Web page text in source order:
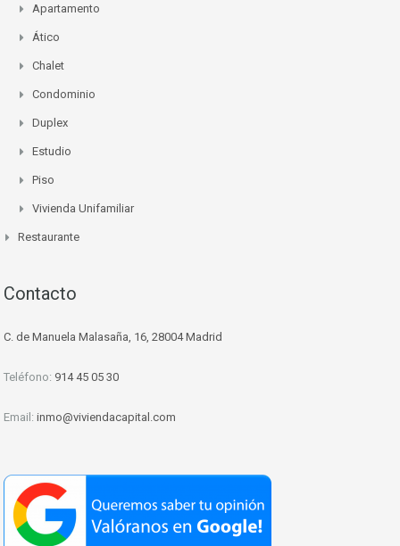
Apartamento
Ático
Chalet
Condominio
Duplex
Estudio
Piso
Vivienda Unifamiliar
Restaurante
Contacto
C. de Manuela Malasaña, 16, 28004 Madrid
Teléfono: 914 45 05 30
Email: inmo@viviendacapital.com